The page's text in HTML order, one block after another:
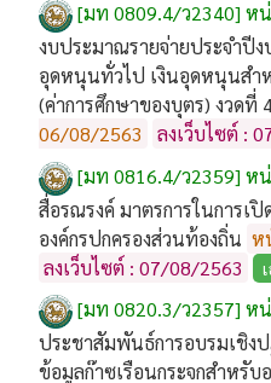
[มท 0809.4/ว2340] ห
งบประมาณรายจ่ายประจำปี
อุดหนุนทั่วไป เงินอุดหนุนสำ
(ค่าการศึกษาของบุตร) งวดที่
06/08/2563
ลงเว็บไซต์ :
[มท 0816.4/ว2359] หน่
สื่อรณรงค์ มาตรการในการเ
องค์กรปกครองส่วนท้องถิ่น ห
ลงเว็บไซต์ : 07/08/2563
[มท 0820.3/ว2357] หน่
ประชาสัมพันธ์การอบรมเชิง
ข้อมูลก๊าซเรือนกระจกสำหรับ